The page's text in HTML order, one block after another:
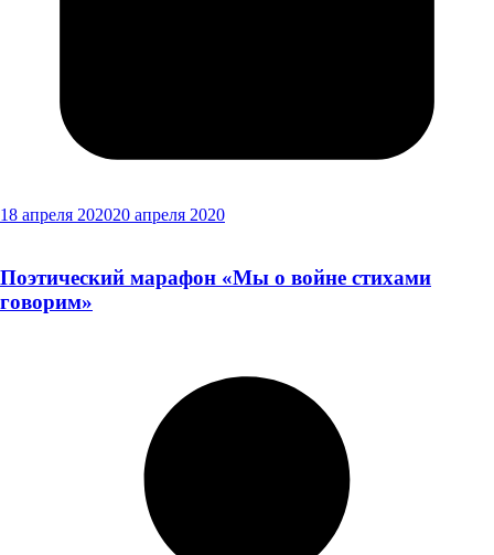
18 апреля 202020 апреля 2020
Поэтический марафон «Мы о войне стихами
говорим»